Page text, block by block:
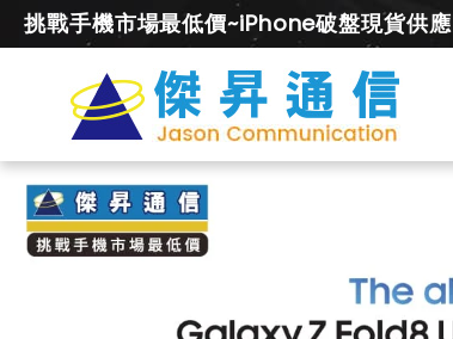
挑戰手機市場最低價~iPhone破盤現貨供應